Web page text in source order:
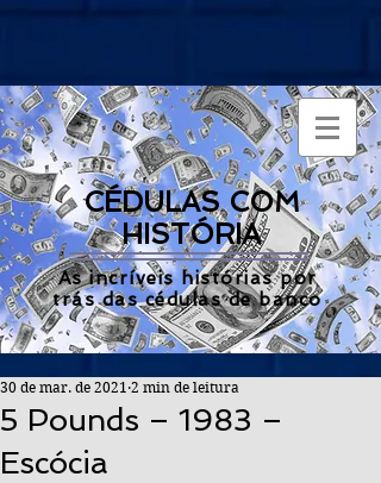
CÉDULAS COM
HISTÓRIA
As incríveis histórias por
trás das cédulas de banco
5 Pounds – 1983 –
Escócia
30 de mar. de 2021 2 min de leitura